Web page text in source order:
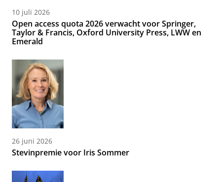
10 juli 2026
Open access quota 2026 verwacht voor Springer,
Taylor & Francis, Oxford University Press, LWW en
Emerald
26 juni 2026
Stevinpremie voor Iris Sommer